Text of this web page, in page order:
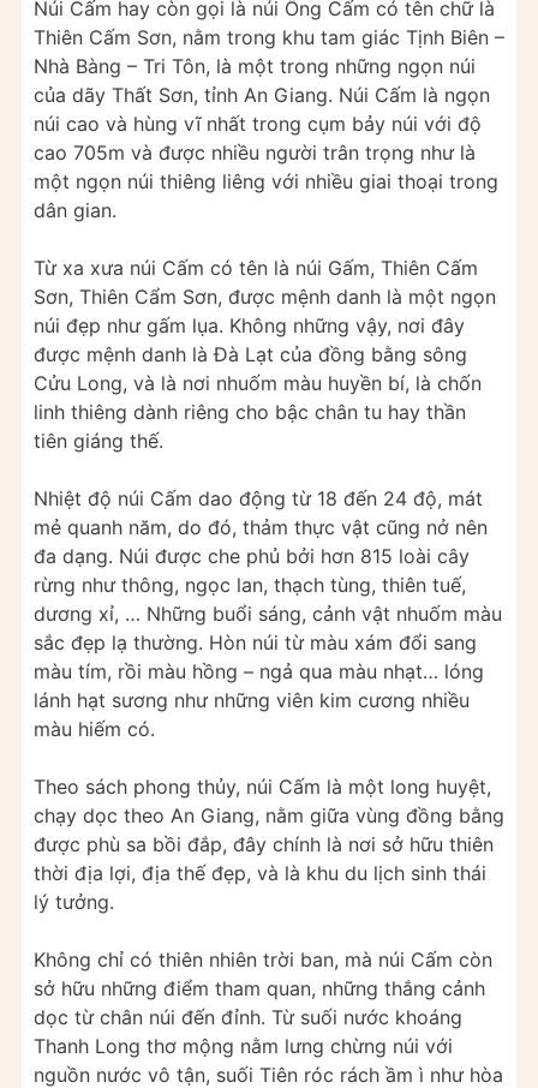
Núi Cấm hay còn gọi là núi Ông Cấm có tên chữ là
Thiên Cấm Sơn, nằm trong khu tam giác Tịnh Biên –
Nhà Bàng – Tri Tôn, là một trong những ngọn núi
của dãy Thất Sơn, tỉnh An Giang. Núi Cấm là ngọn
núi cao và hùng vĩ nhất trong cụm bảy núi với độ
cao 705m và được nhiều người trân trọng như là
một ngọn núi thiêng liêng với nhiều giai thoại trong
dân gian.
Từ xa xưa núi Cấm có tên là núi Gấm, Thiên Cấm
Sơn, Thiên Cẩm Sơn, được mệnh danh là một ngọn
núi đẹp như gấm lụa. Không những vậy, nơi đây
được mệnh danh là Đà Lạt của đồng bằng sông
Cửu Long, và là nơi nhuốm màu huyền bí, là chốn
linh thiêng dành riêng cho bậc chân tu hay thần
tiên giáng thế.
Nhiệt độ núi Cấm dao động từ 18 đến 24 độ, mát
mẻ quanh năm, do đó, thảm thực vật cũng nở nên
đa dạng. Núi được che phủ bởi hơn 815 loài cây
rừng như thông, ngọc lan, thạch tùng, thiên tuế,
dương xỉ, … Những buổi sáng, cảnh vật nhuốm màu
sắc đẹp lạ thường. Hòn núi từ màu xám đổi sang
màu tím, rồi màu hồng – ngả qua màu nhạt… lóng
lánh hạt sương như những viên kim cương nhiều
màu hiếm có.
Theo sách phong thủy, núi Cấm là một long huyệt,
chạy dọc theo An Giang, nằm giữa vùng đồng bằng
được phù sa bồi đắp, đây chính là nơi sở hữu thiên
thời địa lợi, địa thế đẹp, và là khu du lịch sinh thái
lý tưởng.
Không chỉ có thiên nhiên trời ban, mà núi Cấm còn
sở hữu những điểm tham quan, những thắng cảnh
dọc từ chân núi đến đỉnh. Từ suối nước khoáng
Thanh Long thơ mộng nằm lưng chừng núi với
nguồn nước vô tận, suối Tiên róc rách ầm ì như hòa